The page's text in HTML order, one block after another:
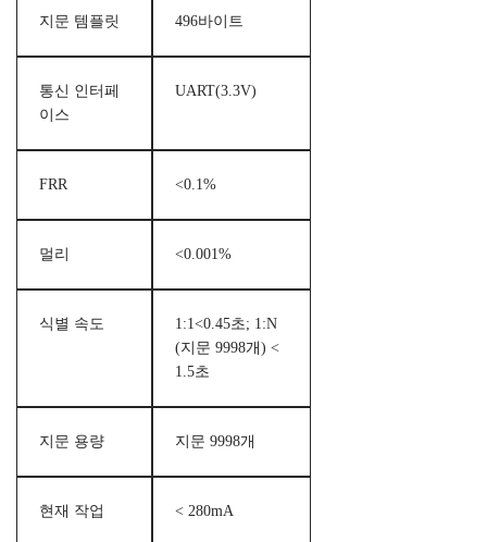
지문 템플릿 496바이트
통신 인터페
이스
UART(3.3V)
FRR <0.1%
멀리 <0.001%
식별 속도
1:1<0.45초; 1:N
(지문 9998개) <
1.5초
지문 용량 지문 9998개
현재 작업 < 280mA